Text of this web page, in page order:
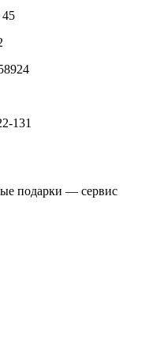
131
подарки — сервис